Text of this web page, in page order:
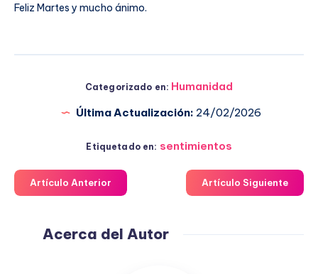
Feliz Martes y mucho ánimo.
Categorizado en: Humanidad
Última Actualización: 24/02/2026
Etiquetado en: sentimientos
Artículo Anterior Artículo Siguiente
Acerca del Autor